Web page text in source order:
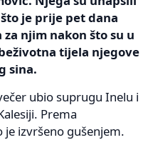
je prije pet dana
njim nakon što su u
tijela njegove
sina.
ubio suprugu Inelu i
Prema
izvršeno gušenjem.